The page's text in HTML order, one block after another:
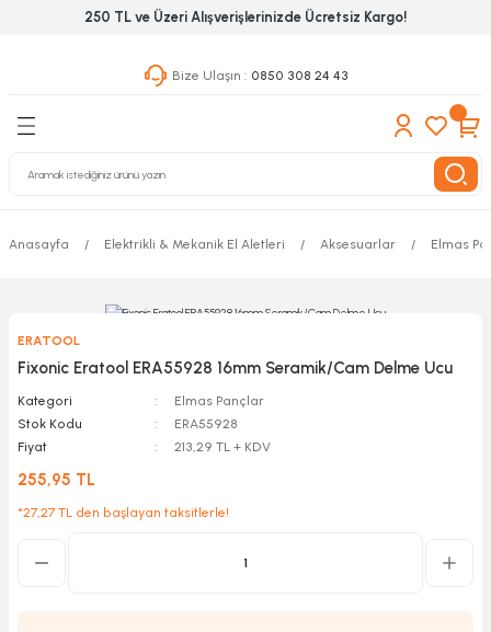
250 TL ve Üzeri Alışverişlerinizde Ücretsiz Kargo!
Bize Ulaşın : 0850 308 24 43
Geri Dön
Geri Dön
& Nalburiye
Grubu
Geri Dön
Anasayfa Elektrikli & Mekanik El Aletleri Aksesuarlar Elmas
ERATOOL
Fixonic Eratool ERA55928 16mm Seramik/Cam Delme Ucu
Kategori
Elmas Pançlar
Stok Kodu
ERA55928
Fiyat
213,29 TL + KDV
255,95 TL
*27,27 TL den başlayan taksitlerle!